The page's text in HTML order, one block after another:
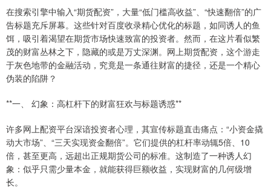
在搜索引擎中输入“期货配资”，大量“低门槛高收益”、“快速翻倍”的广
告标题充斥屏幕。这些针对百度收录精心优化的标题，如同诱人的鱼
饵，吸引着渴望在期货市场快速致富的投资者。然而，在这片看似繁
茂的财富丛林之下，隐藏的或是万丈深渊。网上期货配资，这个游走
于灰色地带的金融活动，究竟是一条通往财富的捷径，还是一个精心
伪装的陷阱？
**一、 幻象：高杠杆下的财富狂欢与标题诱惑**
许多网上配资平台深谙投资者心理，其宣传标题直击痛点：“小资金撬
动大市场”、“三天实现资金翻倍”。它们提供的杠杆率动辄5倍、10
倍，甚至更高，远超出正规期货公司的标准。这制造了一种诱人幻
象：似乎只需少量本金，就能获得巨额收益，实现财富的几何级增
长。